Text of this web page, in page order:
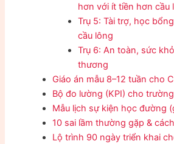
hơn với ít tiền hơn cầu
Trụ 5: Tài trợ, học
cầu lông
Trụ 6: An toàn, sức
thương
Giáo án mẫu 8–12 tuần cho
Bộ đo lường (KPI) cho
Mẫu lịch sự kiện học đường
10 sai lầm thường gặp &
Lộ trình 90 ngày triển khai